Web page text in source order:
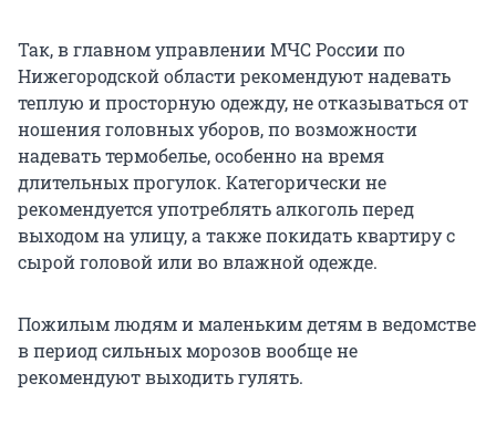
Так, в главном управлении МЧС России по
Нижегородской области рекомендуют надевать
теплую и просторную одежду, не отказываться от
ношения головных уборов, по возможности
надевать термобелье, особенно на время
длительных прогулок. Категорически не
рекомендуется употреблять алкоголь перед
выходом на улицу, а также покидать квартиру с
сырой головой или во влажной одежде.
Пожилым людям и маленьким детям в ведомстве
в период сильных морозов вообще не
рекомендуют выходить гулять.